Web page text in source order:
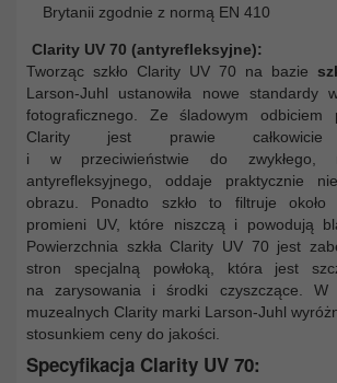
Brytanii zgodnie z normą EN 410
Clarity UV 70 (antyrefleksyjne):
Tworząc szkło Clarity UV 70 na bazie
Larson-Juhl ustanowiła nowe standardy
fotograficznego. Ze śladowym odbiciem
Clarity jest prawie całkowicie
i w przeciwieństwie do zwykłego,
antyrefleksyjnego, oddaje praktycznie
obrazu. Ponadto szkło to filtruje około
promieni UV, które niszczą i powodują
Powierzchnia szkła Clarity UV 70 jest
stron specjalną powłoką, która jest
na zarysowania i środki czyszczące. W
muzealnych Clarity marki Larson-Juhl
stosunkiem ceny do jakości.
Specyfikacja Clarity UV 70: